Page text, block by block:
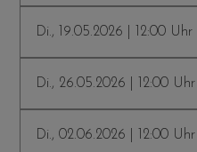
Di., 19.05.2026 | 12:00 Uhr
Di., 26.05.2026 | 12:00 Uhr
Di., 02.06.2026 | 12:00 Uhr